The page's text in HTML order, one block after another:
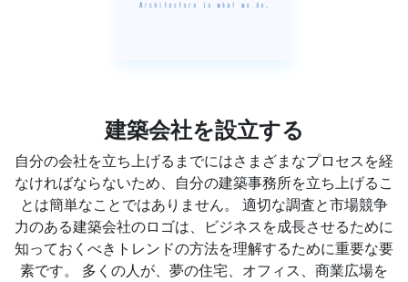
建築会社を設立する
自分の会社を立ち上げるまでにはさまざまなプロセスを経
なければならないため、自分の建築事務所を立ち上げるこ
とは簡単なことではありません。 適切な調査と市場競争
力のある建築会社のロゴは、ビジネスを成長させるために
知っておくべきトレンドの方法を理解するために重要な要
素です。 多くの人が、夢の住宅、オフィス、商業広場を